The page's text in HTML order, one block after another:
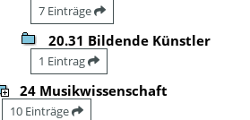
7 Einträge
20.31 Bildende Künstler
1 Eintrag
24 Musikwissenschaft
10 Einträge